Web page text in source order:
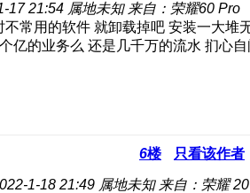
17 21:54 属地未知 来自：荣耀60 Pro
常用的软件 就卸载掉吧 安装一大
亿的业务么 还是几千万的流水 扪心
6楼 只看该作者
1-18 21:49 属地未知 来自：荣耀 20